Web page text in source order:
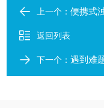
上一个：便携式浊度
返回列表
下一个：遇到难题